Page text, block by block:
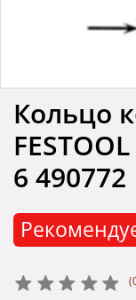
Кольцо
6 490772